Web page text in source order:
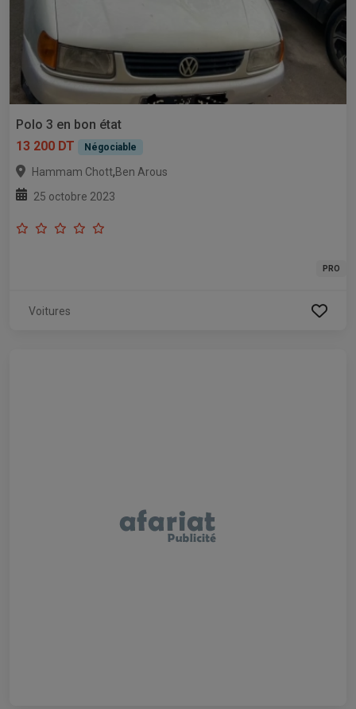
Polo 3 en bon état
13 200 DT
Négociable
Hammam Chott,Ben Arous
25 octobre 2023
PRO
Voitures